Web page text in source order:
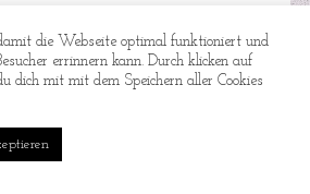
„Blubb“
Zweierlei Orangensorbet (eins
die Webseite optimal funktioniert und
errinnern kann. Durch klicken auf
dich mit mit dem Speichern aller Cookies